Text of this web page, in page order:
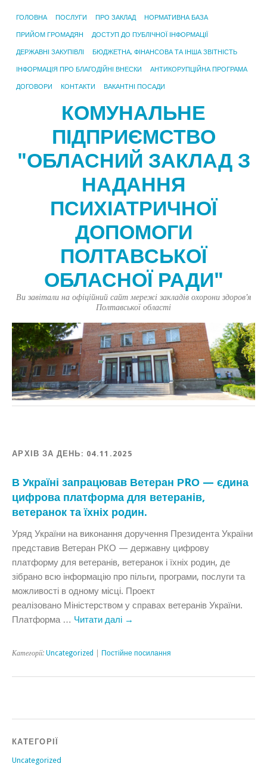
ГОЛОВНА ПОСЛУГИ ПРО ЗАКЛАД НОРМАТИВНА БАЗА
ПРИЙОМ ГРОМАДЯН ДОСТУП ДО ПУБЛІЧНОЇ ІНФОРМАЦІЇ
ДЕРЖАВНІ ЗАКУПІВЛІ БЮДЖЕТНА, ФІНАНСОВА ТА ІНША ЗВІТНІСТЬ
ІНФОРМАЦІЯ ПРО БЛАГОДІЙНІ ВНЕСКИ АНТИКОРУПЦІЙНА ПРОГРАМА
ДОГОВОРИ КОНТАКТИ ВАКАНТНІ ПОСАДИ
КОМУНАЛЬНЕ
ПІДПРИЄМСТВО
"ОБЛАСНИЙ ЗАКЛАД З
НАДАННЯ
ПСИХІАТРИЧНОЇ
ДОПОМОГИ
ПОЛТАВСЬКОЇ
ОБЛАСНОЇ РАДИ"
Ви завітали на офіційний сайт мережі закладів охорони здоров'я
Полтавської області
АРХІВ ЗА ДЕНЬ: 04.11.2025
В Україні запрацював Ветеран РRО — єдина
цифрова платформа для ветеранів,
ветеранок та їхніх родин.
Уряд України на виконання доручення Президента України
представив Ветеран РКО — державну цифрову
платформу для ветеранів, ветеранок і їхніх родин, де
зібрано всю інформацію про пільги, програми, послуги та
можливості в одному місці. Проект
реалізовано Міністерством у справах ветеранів України.
Платформа … Читати далі →
Категорії: Uncategorized Постійне посилання
КАТЕГОРІЇ
Uncategorized